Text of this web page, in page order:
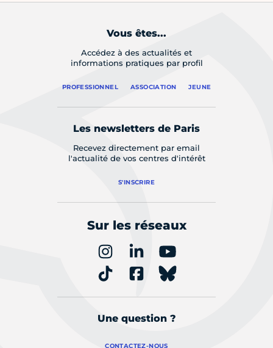
Vous êtes...
Accédez à des actualités et
informations pratiques par profil
PROFESSIONNEL ASSOCIATION JEUNE
Les newsletters de Paris
Recevez directement par email
l'actualité de vos centres d'intérêt
S'INSCRIRE
Sur les réseaux
Une question ?
CONTACTEZ-NOUS